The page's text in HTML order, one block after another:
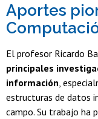
Aportes
El profesor Ricardo
principales
información ,
estructuras de datos
campo. Su trabajo ha